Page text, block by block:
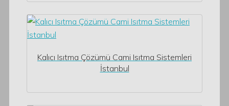
Kalıcı Isıtma Çözümü Cami Isıtma Sistemleri
İstanbul